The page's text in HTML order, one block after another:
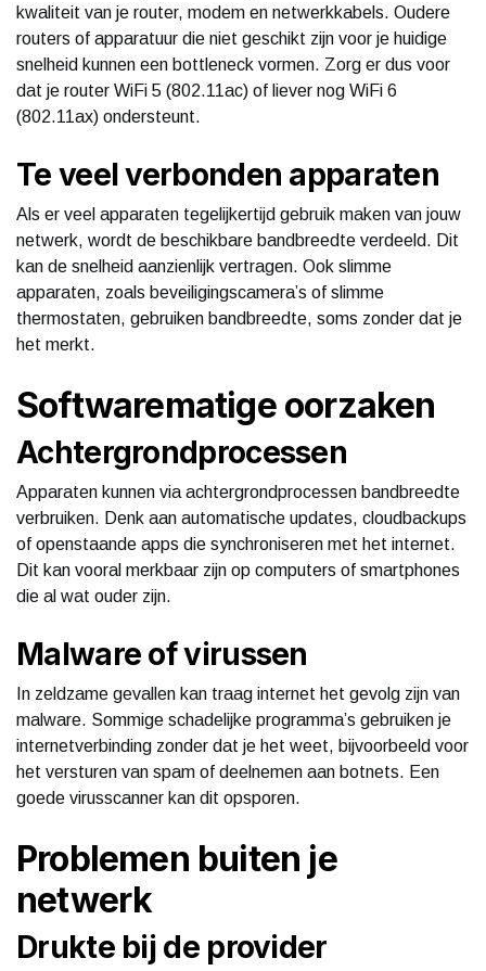
kwaliteit van je router, modem en netwerkkabels. Oudere
routers of apparatuur die niet geschikt zijn voor je huidige
snelheid kunnen een bottleneck vormen. Zorg er dus voor
dat je router WiFi 5 (802.11ac) of liever nog WiFi 6
(802.11ax) ondersteunt.
Te veel verbonden apparaten
Als er veel apparaten tegelijkertijd gebruik maken van jouw
netwerk, wordt de beschikbare bandbreedte verdeeld. Dit
kan de snelheid aanzienlijk vertragen. Ook slimme
apparaten, zoals beveiligingscamera’s of slimme
thermostaten, gebruiken bandbreedte, soms zonder dat je
het merkt.
Softwarematige oorzaken
Achtergrondprocessen
Apparaten kunnen via achtergrondprocessen bandbreedte
verbruiken. Denk aan automatische updates, cloudbackups
of openstaande apps die synchroniseren met het internet.
Dit kan vooral merkbaar zijn op computers of smartphones
die al wat ouder zijn.
Malware of virussen
In zeldzame gevallen kan traag internet het gevolg zijn van
malware. Sommige schadelijke programma’s gebruiken je
internetverbinding zonder dat je het weet, bijvoorbeeld voor
het versturen van spam of deelnemen aan botnets. Een
goede virusscanner kan dit opsporen.
Problemen buiten je
netwerk
Drukte bij de provider